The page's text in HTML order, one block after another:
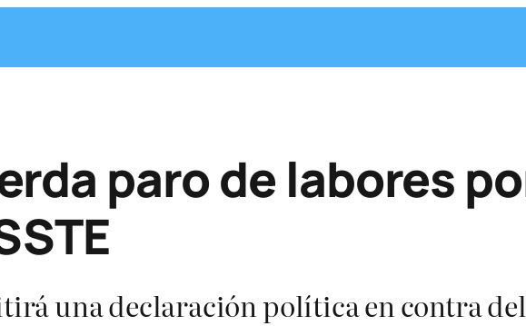
paro de labores
una declaración política en contra